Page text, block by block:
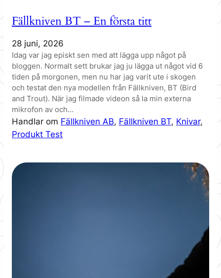
Fällkniven BT – En första titt
28 juni, 2026
Idag var jag episkt sen med att lägga upp något på
bloggen. Normalt sett brukar jag ju lägga ut något vid 6
tiden på morgonen, men nu har jag varit ute i skogen
och testat den nya modellen från Fällkniven, BT (Bird
and Trout). När jag filmade videon så la min externa
mikrofon av och…
Handlar om Fällkniven AB, Fällkniven BT, Knivar
Produkt Test